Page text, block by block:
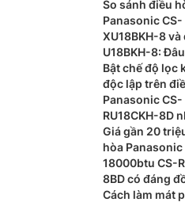
So sánh điều
Panasonic CS-
XU18BKH-8 và
U18BKH-8:
khác biệt?
Bật chế độ lọc
độc lập trên
Panasonic CS-
RU18CKH-8D
nào?
Giá gần 20
hòa Panasonic
18000btu CS-
8BD có đáng
bát gạo?
Cách làm mát